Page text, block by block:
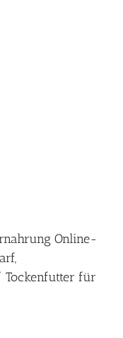
Online-
Tockenfutter für